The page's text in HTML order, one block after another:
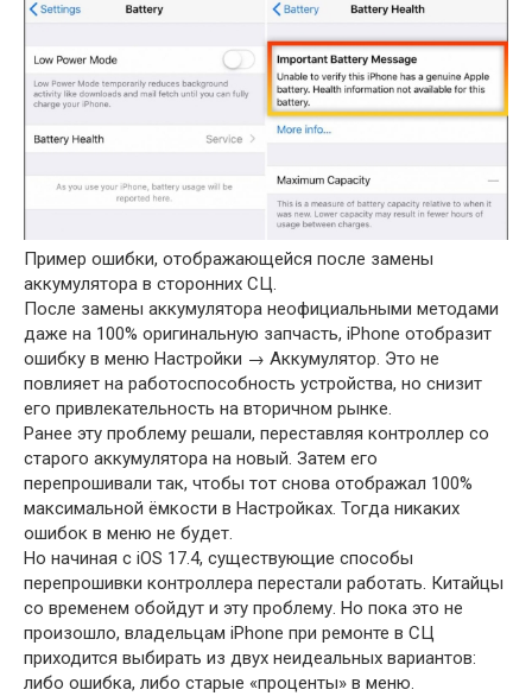
Пример ошибки, отображающейся после замены
аккумулятора в сторонних СЦ.
После замены аккумулятора неофициальными методами
даже на 100% оригинальную запчасть, iPhone отобразит
ошибку в меню Настройки → Аккумулятор. Это не
повлияет на работоспособность устройства, но снизит
его привлекательность на вторичном рынке.
Ранее эту проблему решали, переставляя контроллер со
старого аккумулятора на новый. Затем его
перепрошивали так, чтобы тот снова отображал 100%
максимальной ёмкости в Настройках. Тогда никаких
ошибок в меню не будет.
Но начиная с iOS 17.4, существующие способы
перепрошивки контроллера перестали работать. Китайцы
со временем обойдут и эту проблему. Но пока это не
произошло, владельцам iPhone при ремонте в СЦ
приходится выбирать из двух неидеальных вариантов:
либо ошибка, либо старые «проценты» в меню.